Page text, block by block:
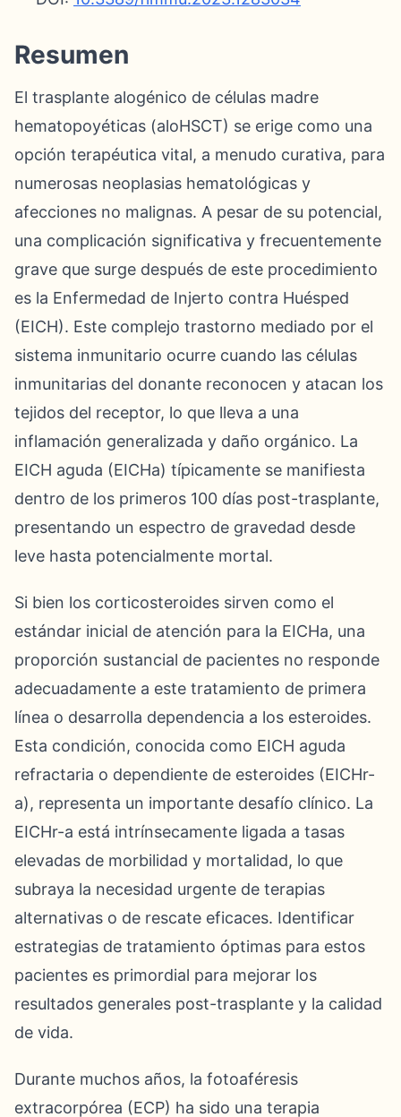
Resumen
El trasplante alogénico de células madre
hematopoyéticas (aloHSCT) se erige como una
opción terapéutica vital, a menudo curativa, para
numerosas neoplasias hematológicas y
afecciones no malignas. A pesar de su potencial,
una complicación significativa y frecuentemente
grave que surge después de este procedimiento
es la Enfermedad de Injerto contra Huésped
(EICH). Este complejo trastorno mediado por el
sistema inmunitario ocurre cuando las células
inmunitarias del donante reconocen y atacan los
tejidos del receptor, lo que lleva a una
inflamación generalizada y daño orgánico. La
EICH aguda (EICHa) típicamente se manifiesta
dentro de los primeros 100 días post-trasplante,
presentando un espectro de gravedad desde
leve hasta potencialmente mortal.
Si bien los corticosteroides sirven como el
estándar inicial de atención para la EICHa, una
proporción sustancial de pacientes no responde
adecuadamente a este tratamiento de primera
línea o desarrolla dependencia a los esteroides.
Esta condición, conocida como EICH aguda
refractaria o dependiente de esteroides (EICHr-
a), representa un importante desafío clínico. La
EICHr-a está intrínsecamente ligada a tasas
elevadas de morbilidad y mortalidad, lo que
subraya la necesidad urgente de terapias
alternativas o de rescate eficaces. Identificar
estrategias de tratamiento óptimas para estos
pacientes es primordial para mejorar los
resultados generales post-trasplante y la calidad
de vida.
Durante muchos años, la fotoaféresis
extracorpórea (ECP) ha sido una terapia